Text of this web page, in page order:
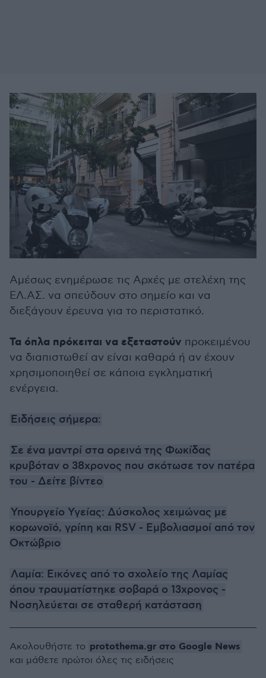
Αμέσως ενημέρωσε τις Αρχές με στελέχη της
ΕΛ.ΑΣ. να σπεύδουν στο σημείο και να
διεξάγουν έρευνα για το περιστατικό.
Τα όπλα πρόκειται να εξεταστούν προκειμένου
να διαπιστωθεί αν είναι καθαρά ή αν έχουν
χρησιμοποιηθεί σε κάποια εγκληματική
ενέργεια.
Ειδήσεις σήμερα:
Σε ένα μαντρί στα ορεινά της Φωκίδας
κρυβόταν ο 38χρονος που σκότωσε τον πατέρα
του - Δείτε βίντεο
Υπουργείο Υγείας: Δύσκολος χειμώνας με
κορωνοϊό, γρίπη και RSV - Εμβολιασμοί από τον
Οκτώβριο
Λαμία: Εικόνες από το σχολείο της Λαμίας
όπου τραυματίστηκε σοβαρά ο 13χρονος -
Νοσηλεύεται σε σταθερή κατάσταση
Ακολουθήστε το protothema.gr στο Google News
και μάθετε πρώτοι όλες τις ειδήσεις